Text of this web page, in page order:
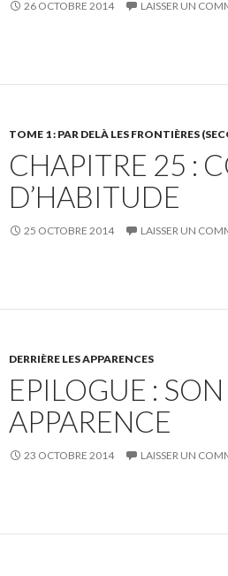
26 OCTOBRE 2014 LAISSER UN
TOME 1 : PAR DELÀ LES FRONTIÈRES
CHAPITRE 25 :
D’HABITUDE
25 OCTOBRE 2014 LAISSER UN
DERRIÈRE LES APPARENCES
EPILOGUE : SON
APPARENCE
23 OCTOBRE 2014 LAISSER UN